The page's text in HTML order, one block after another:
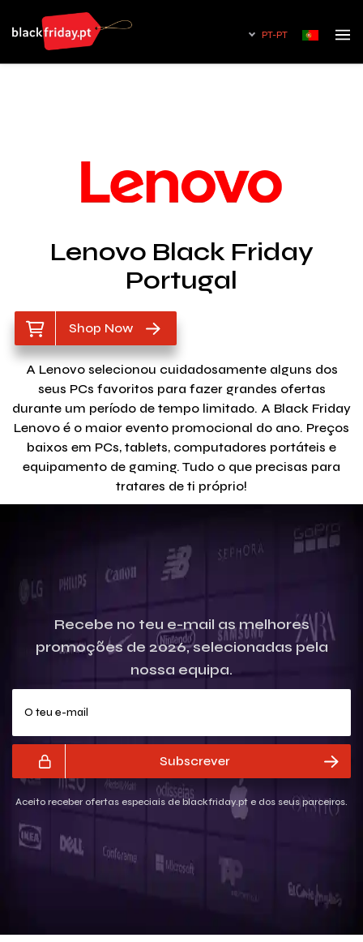
PT-PT
Lenovo Black Friday
Portugal
Shop Now
A Lenovo selecionou cuidadosamente alguns dos
seus PCs favoritos para fazer grandes ofertas
durante um período de tempo limitado. A Black Friday
Lenovo é o maior evento promocional do ano. Preços
baixos em PCs, tablets, computadores portáteis e
equipamento de gaming. Tudo o que precisas para
tratares de ti próprio!
Recebe no teu e-mail as melhores
promoções de 2026, selecionadas pela
nossa equipa.
Subscrever
Aceito receber ofertas especiais de blackfriday.pt e dos seus parceiros.